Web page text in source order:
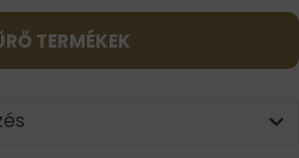
TERMÉKEK